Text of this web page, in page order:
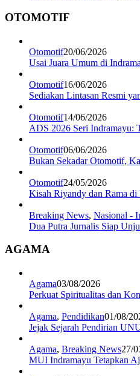
OTOMOTIF
Otomotif20/06/2026
Usai Juara Umum di
Otomotif16/06/2026
Sediakan Lintasan Resmi
Otomotif14/06/2026
ADS 2026 Seri
Otomotif06/06/2026
Bukan Sekadar Otomotif,
Otomotif24/05/2026
Kisah Riyandy dan Rama
Breaking News, Nasional -
Dua Putra Jurnalis Siap
AGAMA
Agama03/08/2026
Perkuat Spiritualitas dan
Agama, Pendidikan01/08/
Jejak Sejarah Pendirian
Agama, Breaking News27/
MUI Indramayu Tetapkan